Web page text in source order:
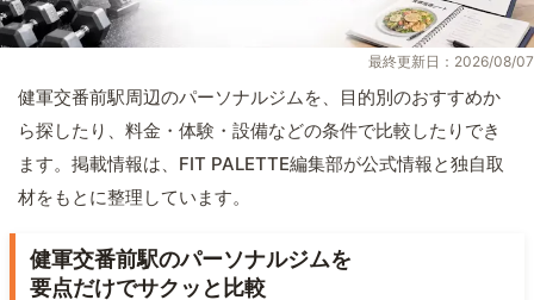
最終更新日：2026/08/07
健軍交番前駅周辺のパーソナルジムを、目的別のおすすめか
ら探したり、料金・体験・設備などの条件で比較したりでき
ます。掲載情報は、FIT PALETTE編集部が公式情報と独自取
材をもとに整理しています。
健軍交番前駅のパーソナルジムを
要点だけでサクッと比較